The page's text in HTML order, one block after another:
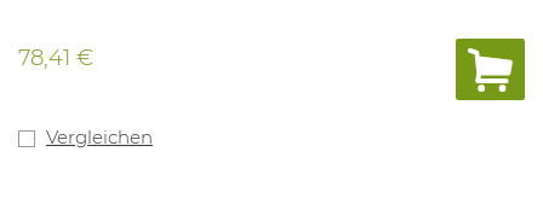
78,41 €
Vergleichen